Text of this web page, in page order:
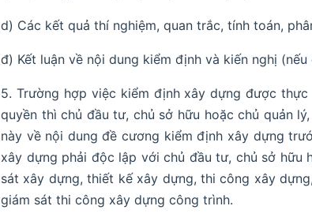
d) Các kết quả thí nghiệm, quan trắc, tính toán,
đ) Kết luận về nội dung kiểm định và kiến nghị (nếu
5. Trường hợp việc kiểm định xây dựng được
quyền thì chủ đầu tư, chủ sở hữu hoặc chủ quản
này về nội dung đề cương kiểm định xây dựng
xây dựng phải độc lập với chủ đầu tư, chủ sở hữu
sát xây dựng, thiết kế xây dựng, thi công xây
giám sát thi công xây dựng công trình.